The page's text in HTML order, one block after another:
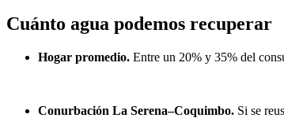
Cuánto agua podemos recuperar
Hogar promedio. Entre un 20% y 35% del
Conurbación La Serena–Coquimbo. Si se